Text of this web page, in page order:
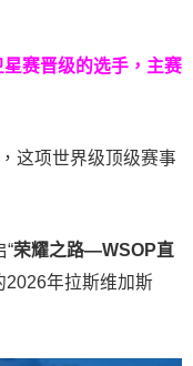
星赛晋级的选手，主赛
这项世界级顶级赛事
“荣耀之路—WSOP直
2026年拉斯维加斯